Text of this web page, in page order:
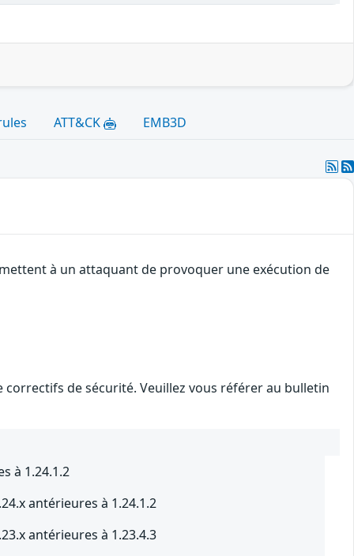
ATT&CK EMB3D
à un attaquant de provoquer une exécution de
de sécurité. Veuillez vous référer au bulletin
à 1.24.1.2
antérieures à 1.24.1.2
antérieures à 1.23.4.3